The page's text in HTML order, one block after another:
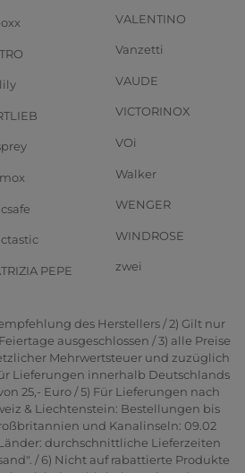
PEPE
VALENTINO
Vanzetti
VAUDE
VICTORINOX
VOi
Walker
WENGER
WINDROSE
zwei
des Herstellers / 2) Gilt nur
ausgeschlossen / 3) alle Preise
Mehrwertsteuer und zuzüglich
Lieferungen innerhalb Deutschlands
25,- Euro / 5) Für Lieferungen nach
& Liechtenstein: Bestellungen bis
und Kanalinseln: 09.02
durchschnittliche Lieferzeiten
/ 6) Nicht auf rabattierte Produkte